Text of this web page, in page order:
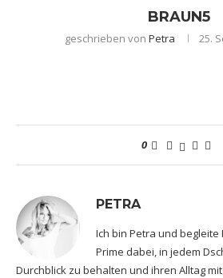
BRAUN5
geschrieben von Petra 25.
0
PETRA
Ich bin Petra und
Prime dabei, in jedem
Durchblick zu behalten und ihren Alltag